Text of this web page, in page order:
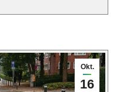
Okt.
16